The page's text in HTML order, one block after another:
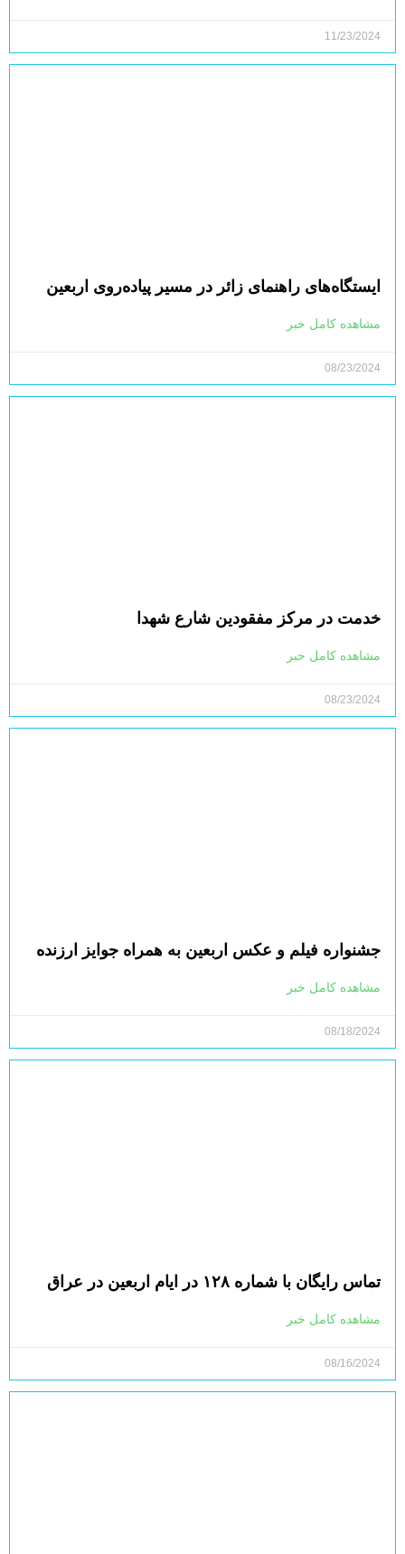
11/23/2024
ایستگاه‌های راهنمای زائر در مسیر پیاده‌روی اربعین
مشاهده کامل خبر
08/23/2024
خدمت در مرکز مفقودین شارع شهدا
مشاهده کامل خبر
08/23/2024
جشنواره فیلم و عکس اربعین به همراه جوایز ارزنده
مشاهده کامل خبر
08/18/2024
تماس رایگان با شماره ۱۲۸ در ایام اربعین در عراق
مشاهده کامل خبر
08/16/2024